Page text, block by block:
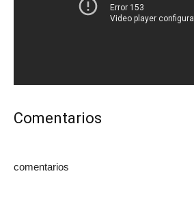
Comentarios
comentarios